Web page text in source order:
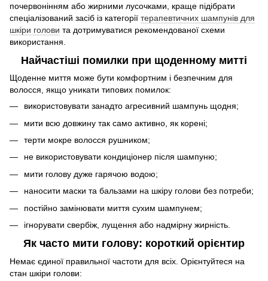
почервонінням або жирними лусочками, краще підібрати
спеціалізований засіб із категорії терапевтичних шампунів для
шкіри голови та дотримуватися рекомендованої схеми
використання.
Найчастіші помилки при щоденному митті
Щоденне миття може бути комфортним і безпечним для
волосся, якщо уникати типових помилок:
використовувати занадто агресивний шампунь щодня;
мити всю довжину так само активно, як корені;
терти мокре волосся рушником;
не використовувати кондиціонер після шампуню;
мити голову дуже гарячою водою;
наносити маски та бальзами на шкіру голови без потреби;
постійно замінювати миття сухим шампунем;
ігнорувати свербіж, лущення або надмірну жирність.
Як часто мити голову: короткий орієнтир
Немає єдиної правильної частоти для всіх. Орієнтуйтеся на
стан шкіри голови: